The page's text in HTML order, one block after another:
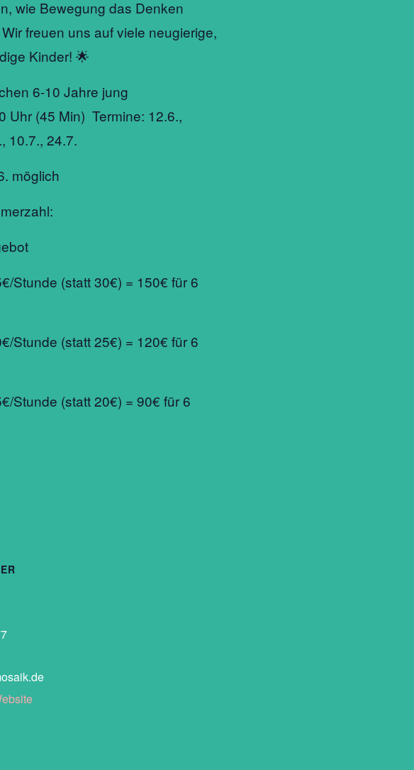
wie Bewegung das Denken
freuen uns auf viele neugierige,
Kinder! 🌟
6-10 Jahre jung
Uhr (45 Min) Termine: 12.6.,
10.7., 24.7.
möglich
Stunde (statt 30€) = 150€ für 6
Stunde (statt 25€) = 120€ für 6
Stunde (statt 20€) = 90€ für 6